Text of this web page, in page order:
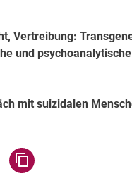
Vertreibung:
und
mit suizidalen
teilen
WhatsApp teilen
Seite über Facebook